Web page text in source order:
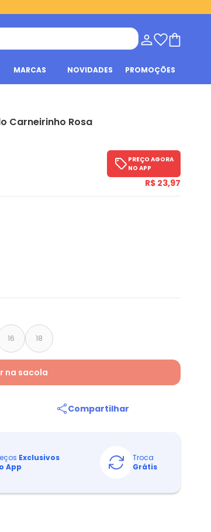
MARCAS NOVIDADES PROMOÇÕES
Carneirinho Rosa
PREÇO AGORA
NO APP
R$ 23,97
16 18
na sacola
Compartilhar
Exclusivos
App
Troca
Grátis